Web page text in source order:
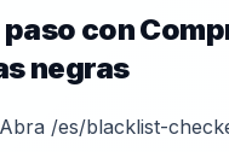
paso con
negras
/es/blacklist-